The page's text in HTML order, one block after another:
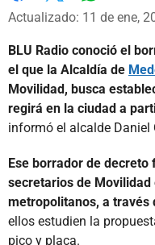
Facebook
X
Actualizado: 11 de ene,
BLU Radio conoció el
el que la Alcaldía de
Movilidad, busca
regirá en la ciudad a
informó el alcalde Daniel
Ese borrador de
secretarios de
metropolitanos, a través
ellos estudien la
pico y placa.